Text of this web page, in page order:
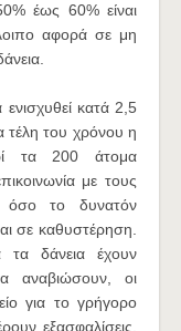
έως 60% είναι
αφορά σε μη
κατά 2,5
τέλη του χρόνου η
τα 200 άτομα
με τους
όσο το δυνατόν
σε καθυστέρηση.
δάνεια έχουν
αναβιώσουν, οι
για το γρήγορο
εξασφαλίσεις.